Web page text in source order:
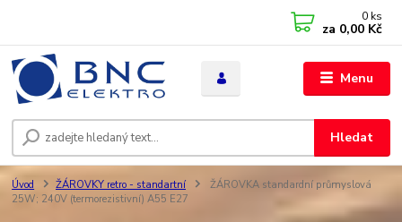
Menu
Hledat
0 ks
za 0,00 Kč
Úvod ŽÁROVKY retro - standartní
ŽÁROVKA standardní průmyslová
25W; 240V (termorezistivní) A55 E27